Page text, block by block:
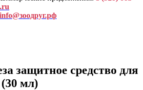
info@зоодруг.рф
защитное средство для
мл)